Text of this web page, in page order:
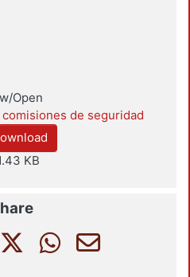
Open
de seguridad
KB